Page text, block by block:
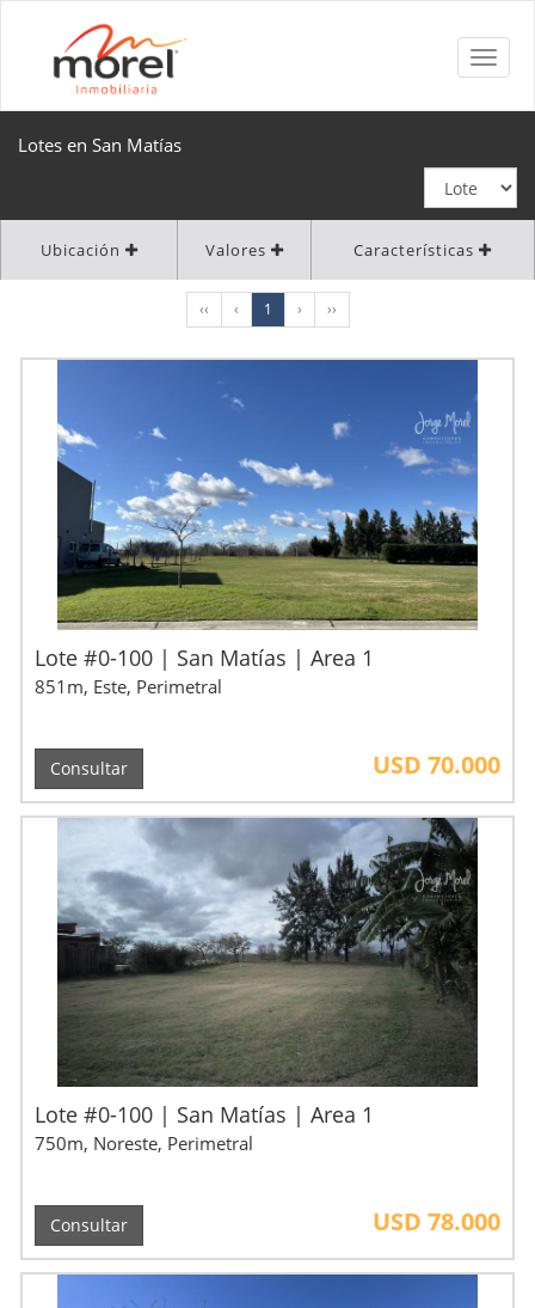
Lotes en San Matías
Ubicación Valores Características
‹‹ ‹ 1 › ››
Lote #0-100 | San Matías | Area 1
851m, Este, Perimetral
Consultar USD 70.000
Lote #0-100 | San Matías | Area 1
750m, Noreste, Perimetral
Consultar USD 78.000